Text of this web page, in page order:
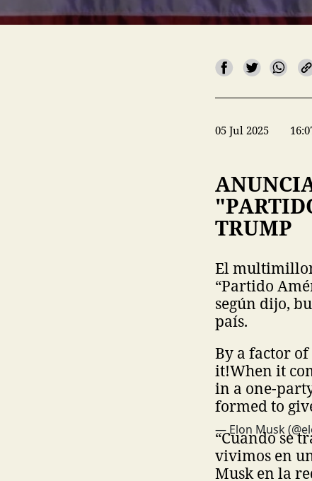
05 Jul 2025
TRUMP
El
“Partido
según dijo,
país.
By a factor
it!When it
in a one-
formed to
— Elon Musk
“Cuando se
vivimos en
Musk en la